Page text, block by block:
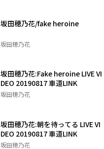
坂田穂乃花/fake heroine
坂田穂乃花
坂田穂乃花:Fake heroine LIVE VI
DEO 20190817 車道LINK
坂田穂乃花
坂田穂乃花:朝を待ってる LIVE VI
DEO 20190817 車道LINK
坂田穂乃花